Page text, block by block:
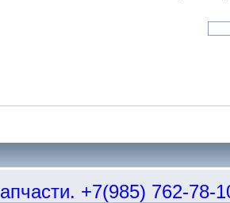
+7(985) 762-78-